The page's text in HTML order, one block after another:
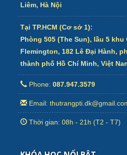
Liêm, Hà Nội
Tại TP.HCM (Cơ sở 1):
Phòng 505 (The Sun), lầu 5 khu
Flemington, 182 Lê Đại Hành,
thành phố Hồ Chí Minh, Việt
Phone:087.947.3579
Email:
Thời gian: 08h - 21h (T2 - T7)